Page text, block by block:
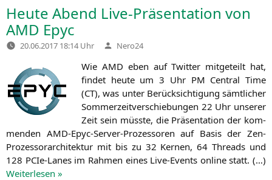
Heute Abend Live-Präsentation von
AMD Epyc
20.06.2017 18:14 Uhr Verfasst
von
Nero24
Wie AMD eben auf Twit­ter mit­ge­teilt hat,
fin­det heu­te um 3 Uhr PM Cen­tral Time
(CT), was unter Berück­sich­ti­gung sämt­li­cher
Som­mer­zeit­ver­schie­bun­gen 22 Uhr unse­rer
Zeit sein müss­te, die Prä­sen­ta­ti­on der kom­
men­den AMD-Epyc-Ser­ver-Pro­zes­so­ren auf Basis der Zen-
Pro­zes­sor­ar­chi­tek­tur mit bis zu 32 Ker­nen, 64 Threads und
128 PCIe-Lanes im Rah­men eines Live-Events online statt. (…)
Wei­ter­le­sen »